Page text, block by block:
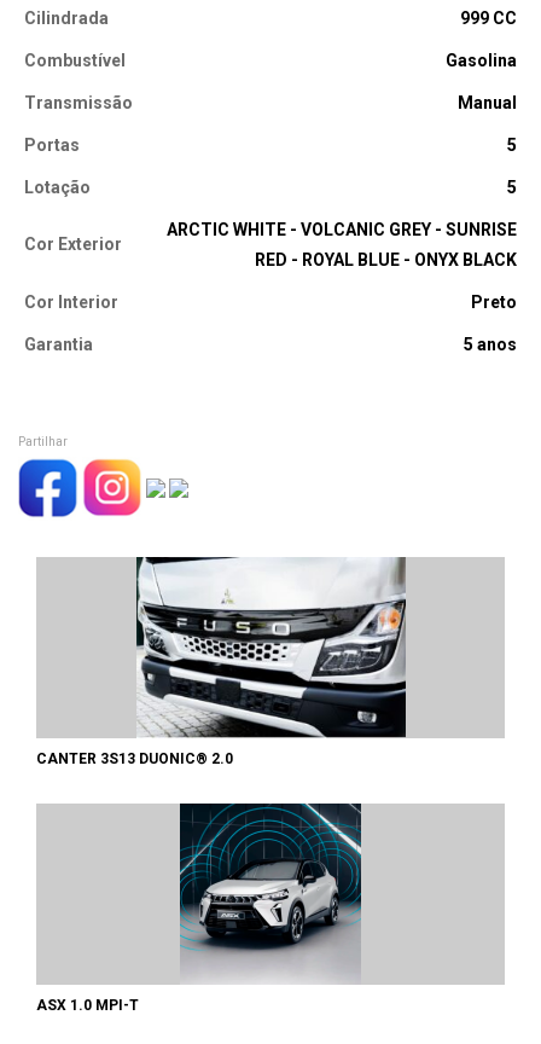
Cilindrada 999 CC
Combustível Gasolina
Transmissão Manual
Portas 5
Lotação 5
Cor Exterior
ARCTIC WHITE - VOLCANIC GREY - SUNRISE
RED - ROYAL BLUE - ONYX BLACK
Cor Interior Preto
Garantia 5 anos
Partilhar
CANTER 3S13 DUONIC® 2.0
ASX 1.0 MPI-T